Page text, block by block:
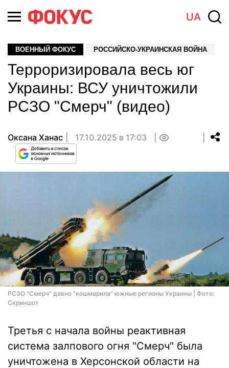
UA
ВОЕННЫЙ ФОКУС РОССИЙСКО-УКРАИНСКАЯ ВОЙНА
Терроризировала весь юг
Украины: ВСУ уничтожили
РСЗО "Смерч" (видео)
Оксана Ханас 17.10.2025 в 17:03
РСЗО "Смерч" давно "кошмарила" южные регионы Украины | Фото:
Скриншот
Третья с начала войны реактивная
система залпового огня "Смерч" была
уничтожена в Херсонской области на